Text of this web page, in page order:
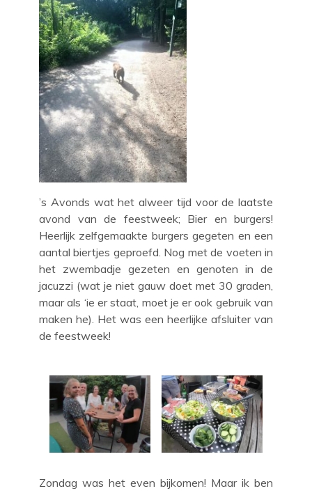
’s Avonds wat het alweer tijd voor de laatste
avond van de feestweek; Bier en burgers!
Heerlijk zelfgemaakte burgers gegeten en een
aantal biertjes geproefd. Nog met de voeten in
het zwembadje gezeten en genoten in de
jacuzzi (wat je niet gauw doet met 30 graden,
maar als ‘ie er staat, moet je er ook gebruik van
maken he). Het was een heerlijke afsluiter van
de feestweek!
Zondag was het even bijkomen! Maar ik ben